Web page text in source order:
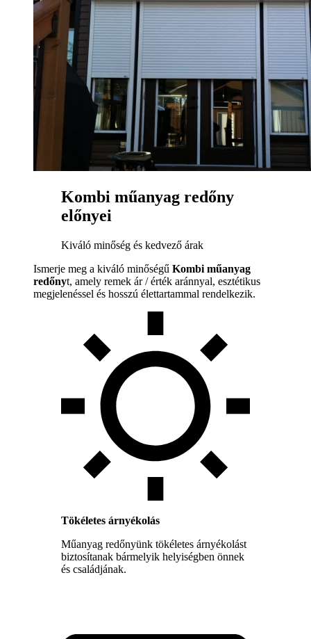
Kombi műanyag redőny
előnyei
Kiváló minőség és kedvező árak
Ismerje meg a kiváló minőségű Kombi műanyag
redőnyt, amely remek ár / érték aránnyal, esztétikus
megjelenéssel és hosszú élettartammal rendelkezik.
Tökéletes árnyékolás
Műanyag redőnyünk tökéletes árnyékolást
biztosítanak bármelyik helyiségben önnek
és családjának.